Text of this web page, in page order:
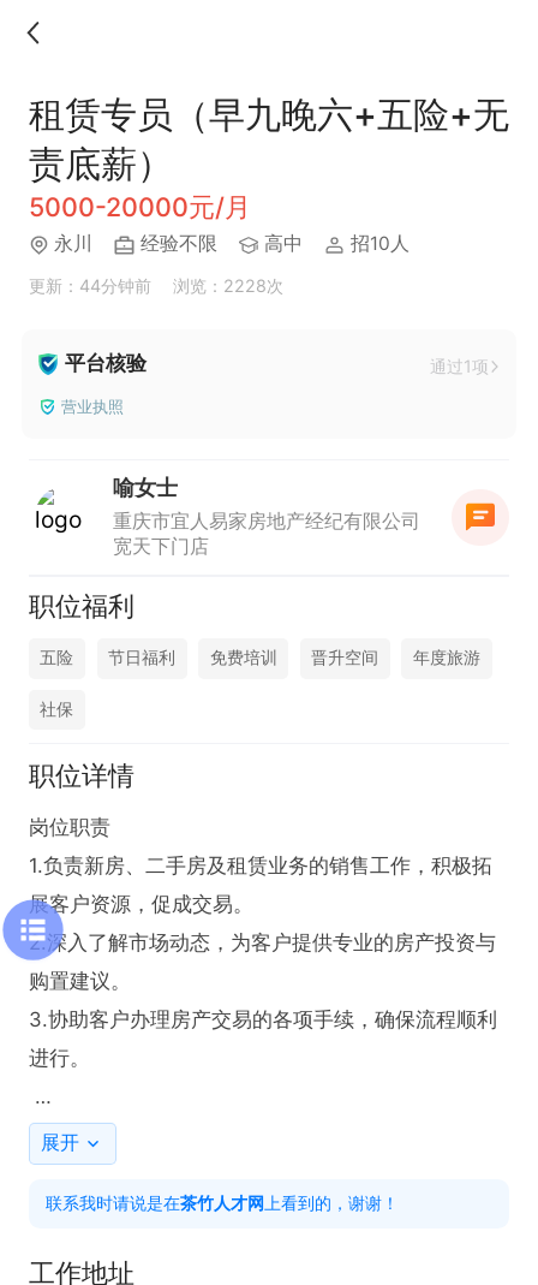
租赁专员（早九晚六+五险+无
责底薪）
5000-20000元/月
永川 经验不限 高中 招10人
更新：44分钟前 浏览：2228次
平台核验 通过1项
营业执照
喻女士
重庆市宜人易家房地产经纪有限公司
宽天下门店
职位福利
五险 节日福利 免费培训 晋升空间 年度旅游
社保
职位详情
岗位职责
1.负责新房、二手房及租赁业务的销售工作，积极拓
展客户资源，促成交易。
2.深入了解市场动态，为客户提供专业的房产投资与
购置建议。
3.协助客户办理房产交易的各项手续，确保流程顺利
进行。
任职要求
客户需求，精准匹配房源。
展开
联系我时请说是在茶竹人才网 上看到的，谢谢！
工作地址